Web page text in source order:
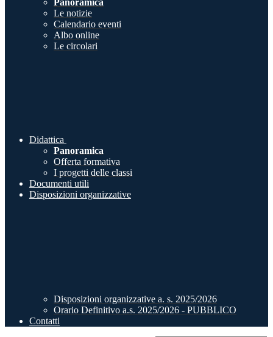
Panoramica
Le notizie
Calendario eventi
Albo online
Le circolari
Didattica
Panoramica
Offerta formativa
I progetti delle classi
Documenti utili
Disposizioni organizzative
Disposizioni organizzative a. s. 2025/2026
Orario Definitivo a.s. 2025/2026 - PUBBLICO
Contatti